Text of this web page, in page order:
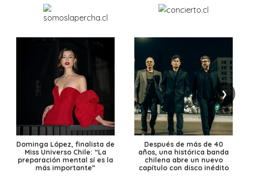
❯
Dominga López, finalista de
Miss Universo Chile: “La
preparación mental sí es la
más importante”
Después de más de 40
años, una histórica banda
chilena abre un nuevo
capítulo con disco inédito